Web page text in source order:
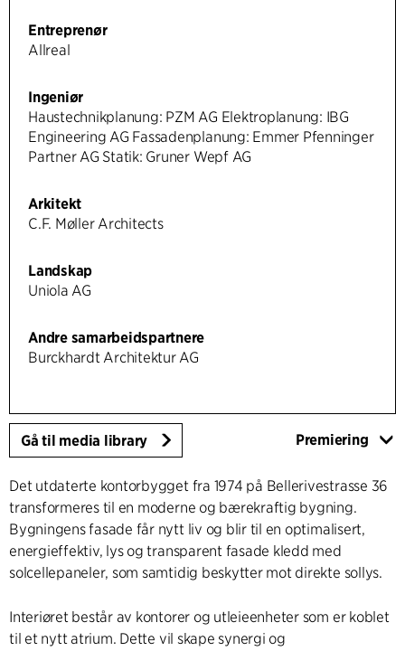
Entreprenør
Allreal
Ingeniør
Haustechnikplanung: PZM AG Elektroplanung: IBG
Engineering AG Fassadenplanung: Emmer Pfenninger
Partner AG Statik: Gruner Wepf AG
Arkitekt
C.F. Møller Architects
Landskap
Uniola AG
Andre samarbeidspartnere
Burckhardt Architektur AG
Gå til media library Premiering
Det utdaterte kontorbygget fra 1974 på Bellerivestrasse 36
transformeres til en moderne og bærekraftig bygning.
Bygningens fasade får nytt liv og blir til en optimalisert,
energieffektiv, lys og transparent fasade kledd med
solcellepaneler, som samtidig beskytter mot direkte sollys.
Interiøret består av kontorer og utleieenheter som er koblet
til et nytt atrium. Dette vil skape synergi og